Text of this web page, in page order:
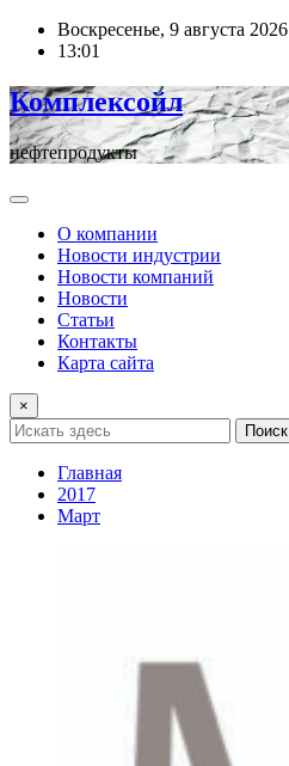
ПерейтиВоскресенье, 9 августа 2026
13:01
Комплексойл
нефтепродукты
О компании
Новости индустрии
Новости компаний
Новости
Статьи
Контакты
Карта сайта
×
Поиск
Главная
2017
Март